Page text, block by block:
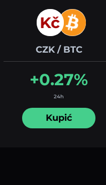
CZK / BTC
+0.27%
24h
Kupić